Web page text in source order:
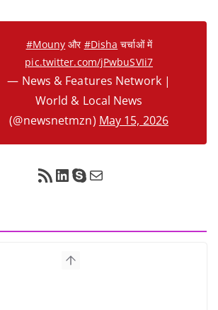
#Mouny और #Disha चर्चाओं में
pic.twitter.com/jPwbuSVIi7
— News & Features Network |
World & Local News
(@newsnetmzn) May 15, 2026
RSS Feed LinkedIn Skype Mail